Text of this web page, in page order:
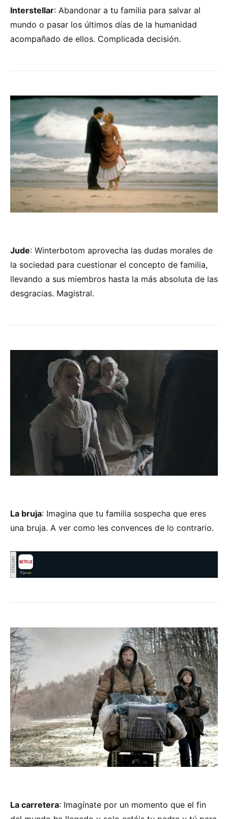
Interstellar: Abandonar a tu familia para salvar al
mundo o pasar los últimos días de la humanidad
acompañado de ellos. Complicada decisión.
Jude: Winterbotom aprovecha las dudas morales de
la sociedad para cuestionar el concepto de familia,
llevando a sus miembros hasta la más absoluta de las
desgracias. Magistral.
La bruja: Imagina que tu familia sospecha que eres
una bruja. A ver como les convences de lo contrario.
La carretera: Imagínate por un momento que el fin